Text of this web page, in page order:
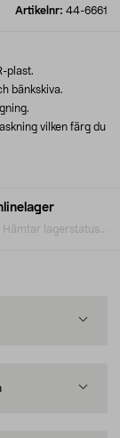
Artikelnr: 44-6661
Hämtar lagerstatus...
plast.
bänkskiva.
vilken färg du